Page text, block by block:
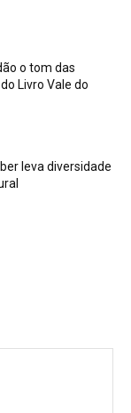
o tom das
Livro Vale do
leva diversidade